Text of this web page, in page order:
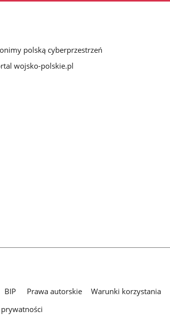
polską cyberprzestrzeń
wojsko-polskie.pl
BIP Prawa autorskie Warunki korzystania